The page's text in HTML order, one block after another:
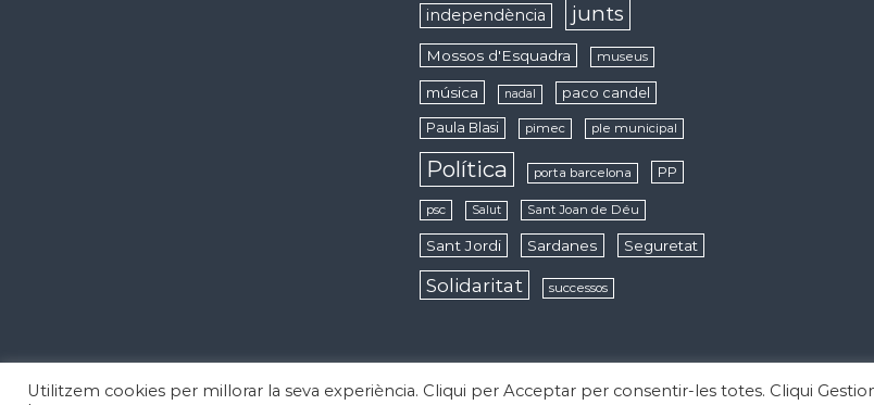
independència junts
Mossos d'Esquadra museus
música nadal paco candel
Paula Blasi pimec ple municipal
Política porta barcelona PP
psc Salut Sant Joan de Déu
Sant Jordi Sardanes Seguretat
Solidaritat successos
Utilitzem cookies per millorar la seva experiència. Cliqui per Acceptar per consentir-les totes. Cliqui